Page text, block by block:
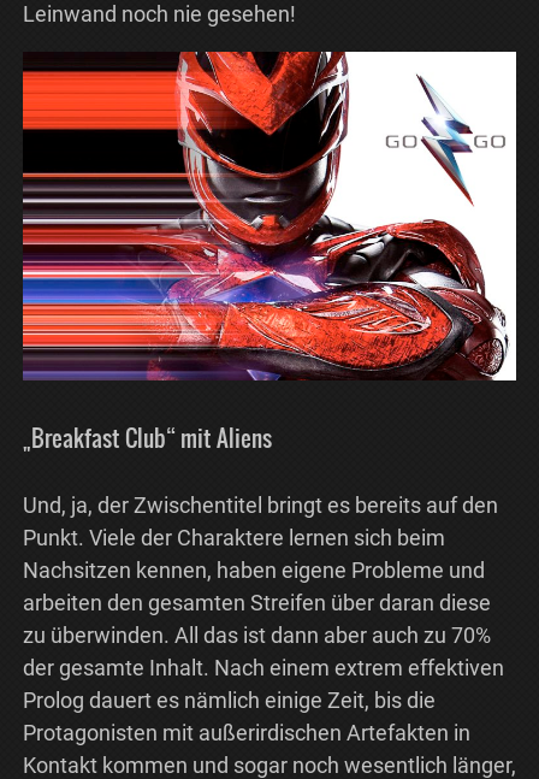
Leinwand noch nie gesehen!
„Breakfast Club“ mit Aliens
Und, ja, der Zwischentitel bringt es bereits auf den
Punkt. Viele der Charaktere lernen sich beim
Nachsitzen kennen, haben eigene Probleme und
arbeiten den gesamten Streifen über daran diese
zu überwinden. All das ist dann aber auch zu 70%
der gesamte Inhalt. Nach einem extrem effektiven
Prolog dauert es nämlich einige Zeit, bis die
Protagonisten mit außerirdischen Artefakten in
Kontakt kommen und sogar noch wesentlich länger,